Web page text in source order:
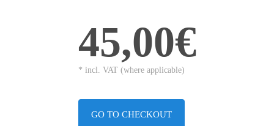
45,00€
* incl. VAT (where applicable)
GO TO CHECKOUT